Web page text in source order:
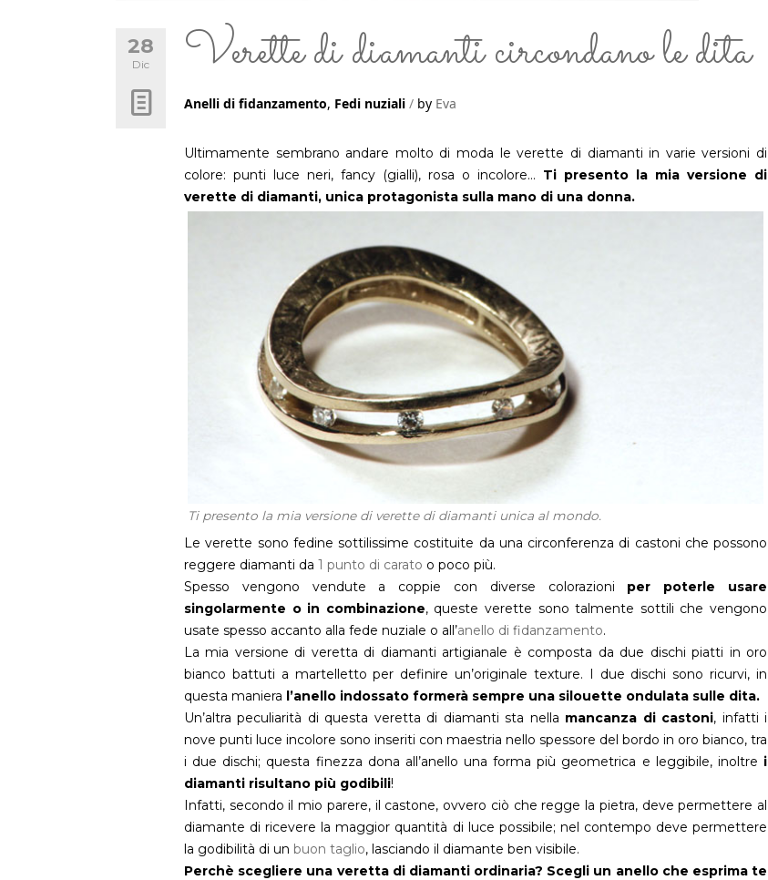
28
Dic Verette di diamanti circondano le dita
Anelli di fidanzamento, Fedi nuziali by Eva
Ultimamente sembrano andare molto di moda le verette di diamanti in varie versioni di
colore: punti luce neri, fancy (gialli), rosa o incolore… Ti presento la mia versione di
verette di diamanti, unica protagonista sulla mano di una donna.
Ti presento la mia versione di verette di diamanti unica al mondo.
Le verette sono fedine sottilissime costituite da una circonferenza di castoni che possono
reggere diamanti da 1 punto di carato o poco più.
Spesso vengono vendute a coppie con diverse colorazioni per poterle usare
singolarmente o in combinazione, queste verette sono talmente sottili che vengono
usate spesso accanto alla fede nuziale o all’anello di fidanzamento.
La mia versione di veretta di diamanti artigianale è composta da due dischi piatti in oro
bianco battuti a martelletto per definire un’originale texture. I due dischi sono ricurvi, in
questa maniera l’anello indossato formerà sempre una silouette ondulata sulle dita.
Un’altra peculiarità di questa veretta di diamanti sta nella mancanza di castoni, infatti i
nove punti luce incolore sono inseriti con maestria nello spessore del bordo in oro bianco, tra
i due dischi; questa finezza dona all’anello una forma più geometrica e leggibile, inoltre i
diamanti risultano più godibili!
Infatti, secondo il mio parere, il castone, ovvero ciò che regge la pietra, deve permettere al
diamante di ricevere la maggior quantità di luce possibile; nel contempo deve permettere
la godibilità di un buon taglio, lasciando il diamante ben visibile.
Perchè scegliere una veretta di diamanti ordinaria? Scegli un anello che esprima te